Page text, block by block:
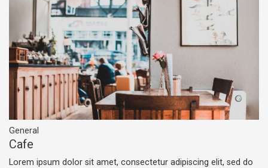
General
Cafe
Lorem ipsum dolor sit amet, consectetur adipiscing elit, sed do